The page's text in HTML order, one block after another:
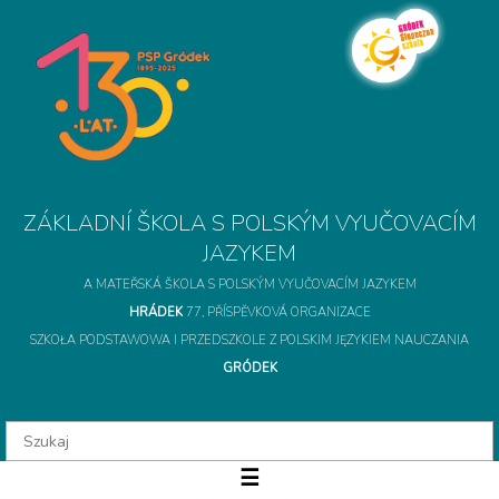
ZÁKLADNÍ ŠKOLA S
A MATEŘSKÁ ŠKOLA S POLSKÝM VYUČOVACÍM JAZYKEM
HRÁDEK77, PŘÍSPĚVKOVÁ ORGANIZACE
SZKOŁA PODSTAWOWA I PRZEDSZKOLE Z POLSKIM JĘZYKIEM NAUCZANIA
GRÓDEK
☰